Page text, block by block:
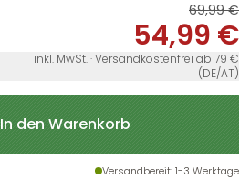
69,99 €
54,99 €
inkl. MwSt. · Versandkostenfrei ab 79 €
(DE/AT)
In den Warenkorb
Versandbereit: 1-3 Werktage